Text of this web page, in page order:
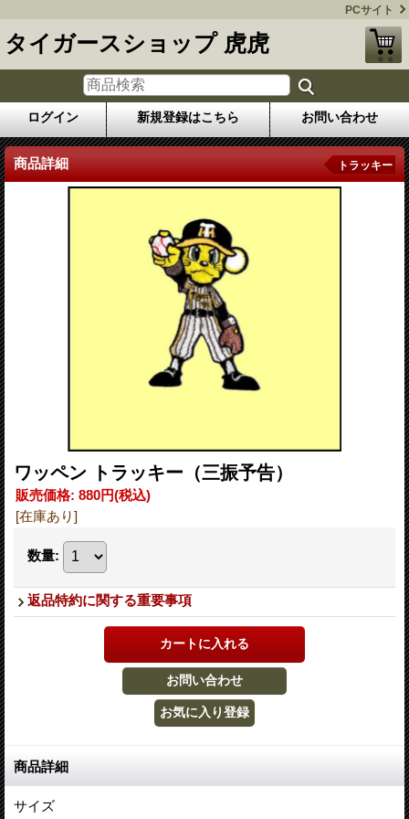
PCサイト
タイガースショップ 虎虎
ログイン 新規登録はこちら お問い合わせ
商品詳細 トラッキー
ワッペン トラッキー（三振予告）
販売価格: 880円(税込)
[在庫あり]
数量:
返品特約に関する重要事項
商品詳細
サイズ